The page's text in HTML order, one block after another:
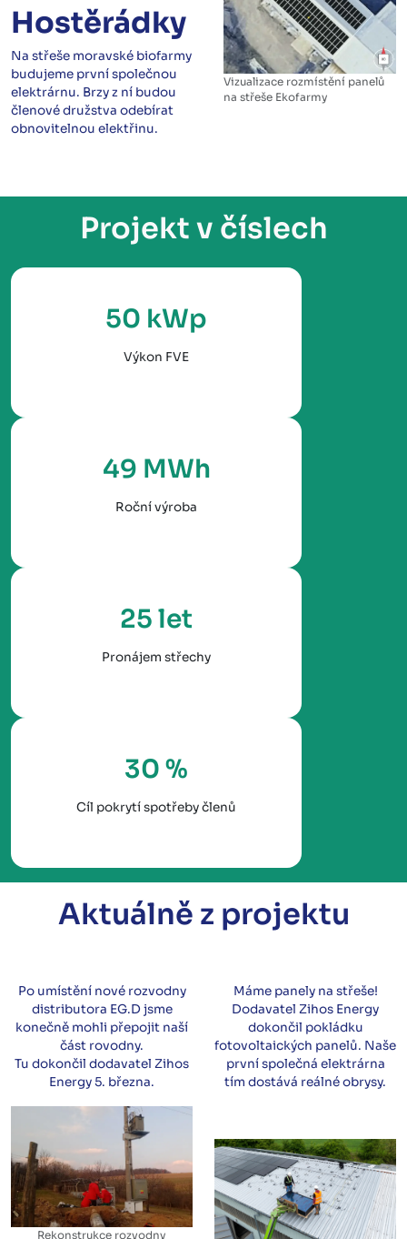
Hostěrádky
Na střeše moravské biofarmy
budujeme první společnou
elektrárnu. Brzy z ní budou
členové družstva odebírat
obnovitelnou elektřinu.
Vizualizace rozmístění panelů
na střeše Ekofarmy
Projekt v číslech
50 kWp
Výkon FVE
49 MWh
Roční výroba
25 let
Pronájem střechy
30 %
Cíl pokrytí spotřeby členů
Aktuálně z projektu
Po umístění nové rozvodny
distributora EG.D jsme
konečně mohli přepojit naší
část rovodny.
Tu dokončil dodavatel Zihos
Energy 5. března.
Rekonstrukce rozvodny
Máme panely na střeše!
Dodavatel Zihos Energy
dokončil pokládku
fotovoltaických panelů. Naše
první společná elektrárna
tím dostává reálné obrysy.